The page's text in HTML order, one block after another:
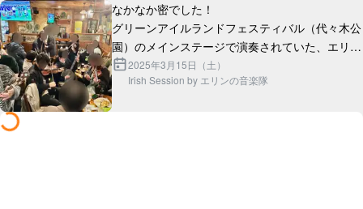
なかなか密でした！
グリーンアイルランドフェスティバル（代々木公
園）のメインステージで演奏されていた、エリン
の音楽隊の方々によるセッションです。
仙台から新潟から色んなところからミュージシャ
2025年3月15日（土）
Irish Session by エリンの音楽隊